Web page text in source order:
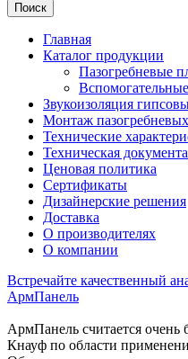
Главная
Каталог продукции
Пазогребневые
Звукоизоляция
Монтаж
Технические
Техническая
Ценовая политика
Сертификаты
Дизайнерские решения
Доставка
О производителях
О компании
Встречайте качественный
АрмПанель
АрмПанель считается
Кнауф по области